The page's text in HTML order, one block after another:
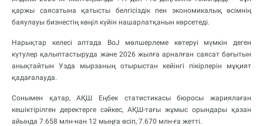
қаржы саясатына қатысты белгісіздік пен экономикалық өсімнің
баяулауы бизнестің көңіл күйін нашарлатқанын көрсетеді.
Нарықтар келесі аптада BoJ мөлшерлеме көтеруі мүмкін деген
күтулер қалыптастыруда және 2026 жылға арналған саясат бағытын
анықтайтын Уэда мырзаның отырыстан кейінгі пікірлерін мұқият
қадағалауда.
Сонымен қатар, АҚШ Еңбек статистикасы бюросы жариялаған
кешіктірілген деректерге сәйкес, АҚШ-тағы жұмыс орындары қазан
айында 7.658 млн-нан 12 мыңға өсіп, 7.670 млн-ға жетті.